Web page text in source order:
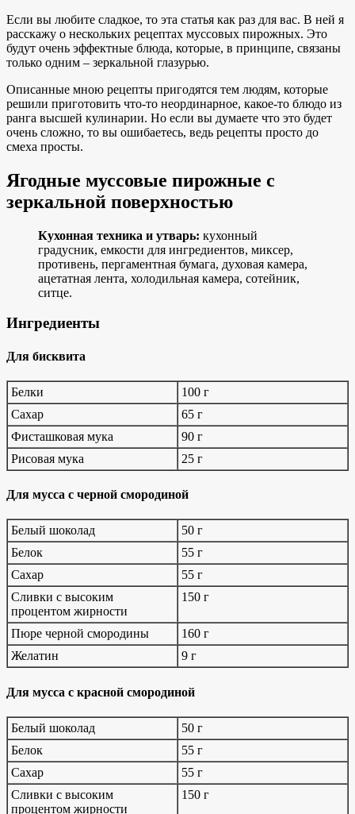
Если вы любите сладкое, то эта статья как раз для вас. В ней я
расскажу о нескольких рецептах муссовых пирожных. Это
будут очень эффектные блюда, которые, в принципе, связаны
только одним – зеркальной глазурью.
Описанные мною рецепты пригодятся тем людям, которые
решили приготовить что-то неординарное, какое-то блюдо из
ранга высшей кулинарии. Но если вы думаете что это будет
очень сложно, то вы ошибаетесь, ведь рецепты просто до
смеха просты.
Ягодные муссовые пирожные с
зеркальной поверхностью
Кухонная техника и утварь: кухонный
градусник, емкости для ингредиентов, миксер,
противень, пергаментная бумага, духовая камера,
ацетатная лента, холодильная камера, сотейник,
ситце.
Ингредиенты
Для бисквита
Белки
100 г
Сахар
65 г
Фисташковая мука
90 г
Рисовая мука
25 г
Для мусса с черной смородиной
Белый шоколад
50 г
Белок
55 г
Сахар
55 г
Сливки с высоким
процентом жирности
150 г
Пюре черной смородины
160 г
Желатин
9 г
Для мусса с красной смородиной
Белый шоколад
50 г
Белок
55 г
Сахар
55 г
Сливки с высоким
процентом жирности
150 г